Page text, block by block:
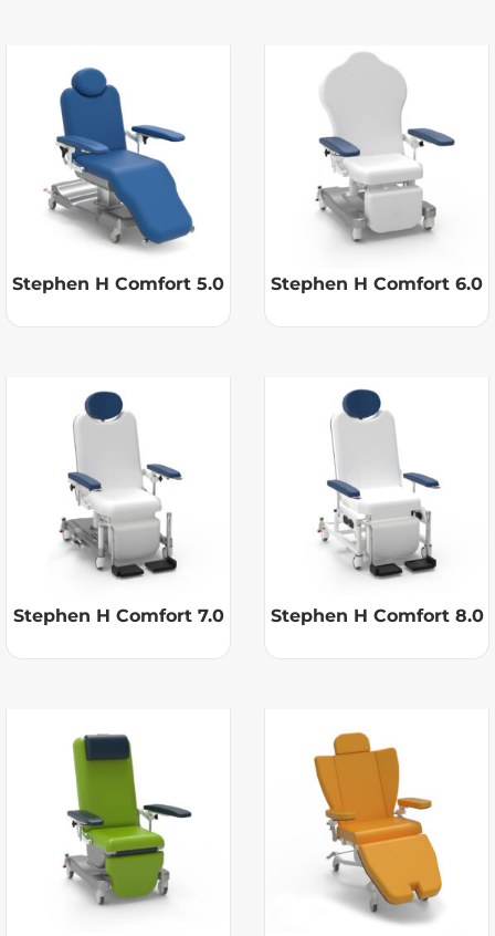
Stephen H Comfort 5.0 Stephen H Comfort 6.0
Stephen H Comfort 7.0 Stephen H Comfort 8.0